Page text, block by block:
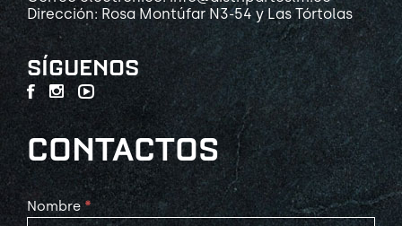
Dirección: Rosa Montúfar N3-54 y Las Tórtolas
SÍGUENOS
CONTACTOS
Contact
Nombre *